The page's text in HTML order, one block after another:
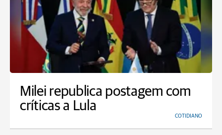
Milei republica postagem com
críticas a Lula
COTIDIANO